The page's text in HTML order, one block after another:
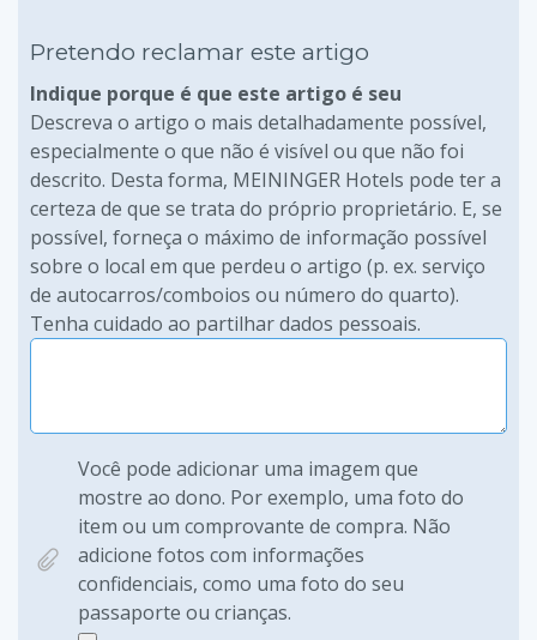
Pretendo reclamar este artigo
Indique porque é que este artigo é seu
Descreva o artigo o mais detalhadamente possível,
especialmente o que não é visível ou que não foi
descrito. Desta forma, MEININGER Hotels pode ter a
certeza de que se trata do próprio proprietário. E, se
possível, forneça o máximo de informação possível
sobre o local em que perdeu o artigo (p. ex. serviço
de autocarros/comboios ou número do quarto).
Tenha cuidado ao partilhar dados pessoais.
Você pode adicionar uma imagem que
mostre ao dono. Por exemplo, uma foto do
item ou um comprovante de compra. Não
adicione fotos com informações
confidenciais, como uma foto do seu
passaporte ou crianças.